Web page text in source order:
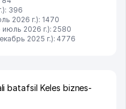
396
2026 г.): 1470
июль 2026 г.): 2580
2025 г.): 4776
batafsil Keles biznes-